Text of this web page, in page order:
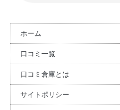
ホーム
口コミ一覧
口コミ倉庫とは
サイトポリシー